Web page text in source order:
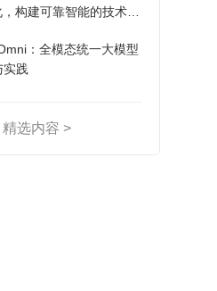
构建可靠智能的技术路
：全模态统一大模型
实践
选内容 >